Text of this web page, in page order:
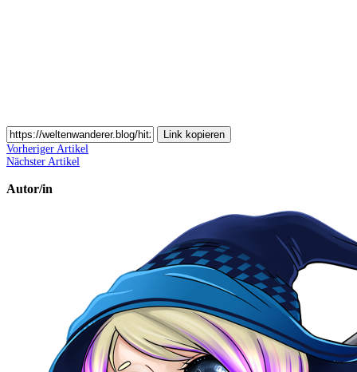
Link kopieren
Vorheriger Artikel
Nächster Artikel
Autor/in